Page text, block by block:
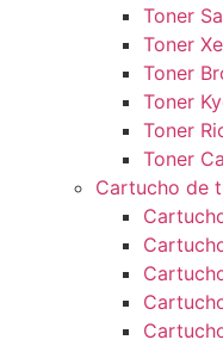
Toner
Toner
Toner
Toner
Toner
Toner
Cartucho de